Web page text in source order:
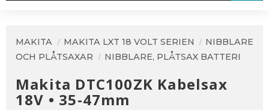
A
S
MAKITA MAKITA LXT 18 VOLT SERIEN
NIBBLARE
OCH PLÅTSAXAR
NIBBLARE, PLÅTSAX BATTERI
Makita DTC100ZK Kabelsax
18V • 35-47mm